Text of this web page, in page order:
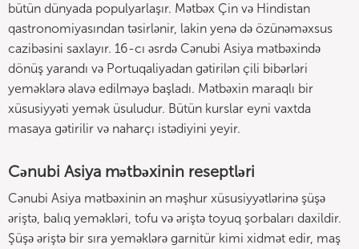
bütün dünyada populyarlaşır. Mətbəx Çin və Hindistan
qastronomiyasından təsirlənir, lakin yenə də özünəməxsus
cazibəsini saxlayır. 16-cı əsrdə Cənubi Asiya mətbəxində
dönüş yarandı və Portuqaliyadan gətirilən çili bibərləri
yeməklərə əlavə edilməyə başladı. Mətbəxin maraqlı bir
xüsusiyyəti yemək üsuludur. Bütün kurslar eyni vaxtda
masaya gətirilir və naharçı istədiyini yeyir.
Cənubi Asiya mətbəxinin reseptləri
Cənubi Asiya mətbəxinin ən məşhur xüsusiyyətlərinə şüşə
əriştə, balıq yeməkləri, tofu və əriştə toyuq şorbaları daxildir.
Şüşə əriştə bir sıra yeməklərə garnitür kimi xidmət edir, maş